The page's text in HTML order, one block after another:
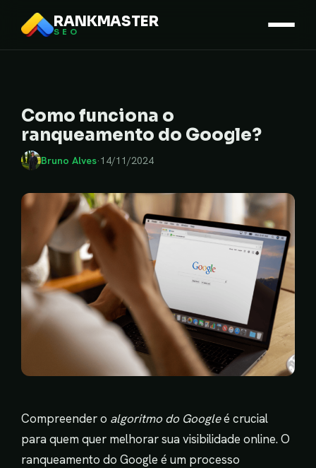
RANKMASTER
SEO
Como funciona o
ranqueamento do Google?
Bruno Alves·14/11/2024
Compreender o algoritmo do Googleé crucial
para quem quer melhorar sua visibilidade online. O
ranqueamento do Google é um processo